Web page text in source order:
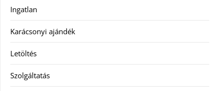
Ingatlan
Karácsonyi ajándék
Letöltés
Szolgáltatás